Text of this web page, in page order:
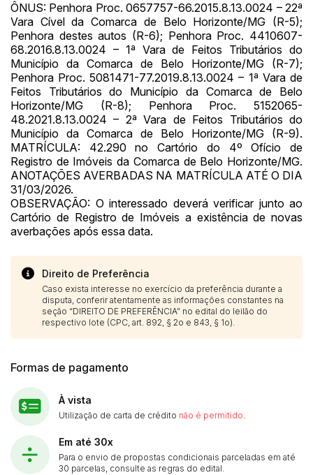
ÔNUS: Penhora Proc. 0657757-66.2015.8.13.0024 – 22ª
Vara Cível da Comarca de Belo Horizonte/MG (R-5);
Penhora destes autos (R-6); Penhora Proc. 4410607-
68.2016.8.13.0024 – 1ª Vara de Feitos Tributários do
Município da Comarca de Belo Horizonte/MG (R-7);
Penhora Proc. 5081471-77.2019.8.13.0024 – 1ª Vara de
Feitos Tributários do Município da Comarca de Belo
Horizonte/MG (R-8); Penhora Proc. 5152065-
48.2021.8.13.0024 – 2ª Vara de Feitos Tributários do
Município da Comarca de Belo Horizonte/MG (R-9).
MATRÍCULA: 42.290 no Cartório do 4º Ofício de
Registro de Imóveis da Comarca de Belo Horizonte/MG.
ANOTAÇÕES AVERBADAS NA MATRÍCULA ATÉ O DIA
31/03/2026.
OBSERVAÇÃO: O interessado deverá verificar junto ao
Cartório de Registro de Imóveis a existência de novas
averbações após essa data.
Direito de Preferência
Caso exista interesse no exercício da preferência durante a
disputa, conferir atentamente as informações constantes na
seção “DIREITO DE PREFERÊNCIA” no edital do leilão do
respectivo lote (CPC, art. 892, § 2o e 843, § 1o).
Formas de pagamento
À vista
Utilização de carta de crédito não é permitido
Em até 30x
Para o envio de propostas condicionais parceladas em até
30 parcelas, consulte as regras do edital.